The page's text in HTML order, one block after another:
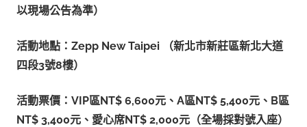
以現場公告為準）
活動地點：Zepp New Taipei
（新北市新莊區新北大道
四段3號8樓）
活動票價：VIP區NT$ 6,600元、A區NT$ 5,400元、B區
NT$ 3,400元、愛心席NT$ 2,000元（全場採對號入座）